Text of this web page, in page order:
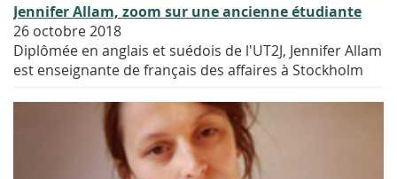
Jennifer Allam, zoom sur une ancienne étudiante
26 octobre 2018
Diplômée en anglais et suédois de l'UT2J, Jennifer Allam
est enseignante de français des affaires à Stockholm